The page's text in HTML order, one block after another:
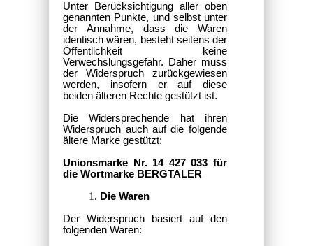
Unter Berücksichtigung aller oben
genannten Punkte, und selbst unter
der Annahme, dass die Waren
identisch wären, besteht seitens der
Öffentlichkeit keine
Verwechslungsgefahr. Daher muss
der Widerspruch zurückgewiesen
werden, insofern er auf diese
beiden älteren Rechte gestützt ist.
Die Widersprechende hat ihren
Widerspruch auch auf die folgende
ältere Marke gestützt:
Unionsmarke Nr. 14 427 033 für
die Wortmarke BERGTALER
Die Waren
Der Widerspruch basiert auf den
folgenden Waren: